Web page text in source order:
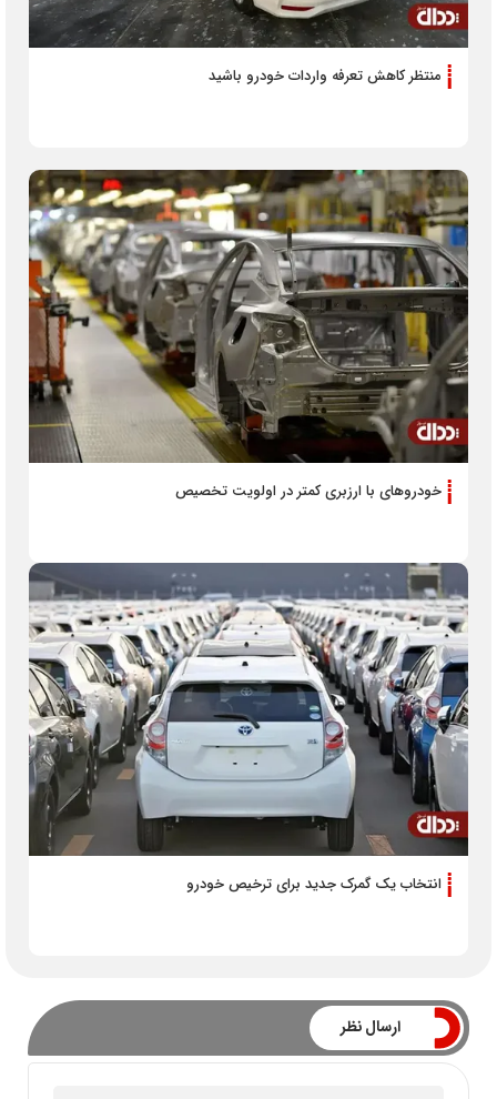
منتظر کاهش تعرفه واردات خودرو باشید
خودرو‌های با ارزبری کمتر در اولویت تخصیص
انتخاب یک گمرک جدید برای ترخیص خودرو
ارسال نظر